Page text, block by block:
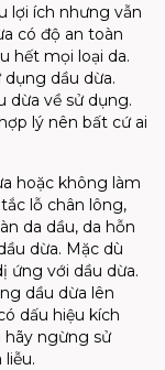
lợi ích nhưng vẫn
có độ an toàn
hết mọi loại da.
dầu dừa.
dừa về sử dụng.
lý nên bất cứ ai
hoặc không làm
lỗ chân lông,
da dầu, da hỗn
dừa. Mặc dù
ứng với dầu dừa.
dầu dừa lên
dấu hiệu kích
hãy ngừng sử